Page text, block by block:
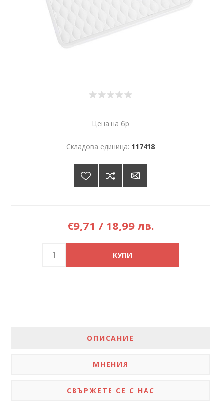
Цена на бр
Складова единица: 117418
€9,71 / 18,99 лв.
ОПИСАНИЕ
МНЕНИЯ
СВЪРЖЕТЕ СЕ С НАС